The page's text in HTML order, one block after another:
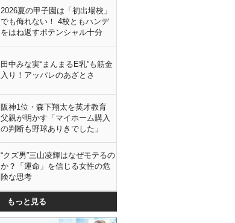
2026夏の甲子園は「初出場校」
でも侮れない！ 4校ともハンデ
をはね返すポテンシャル十分
田中みな実“まんまるE乳”も筋金
入り！アッパレのあざとさ
阪神1位・森下翔太を英才教育
父親が明かす「マイホーム購入
の判断も野球ありきでした」
“クズ男”三山凌輝はなぜモテるの
か？「運命」を信じる女性の危
険な思考
もっと見る